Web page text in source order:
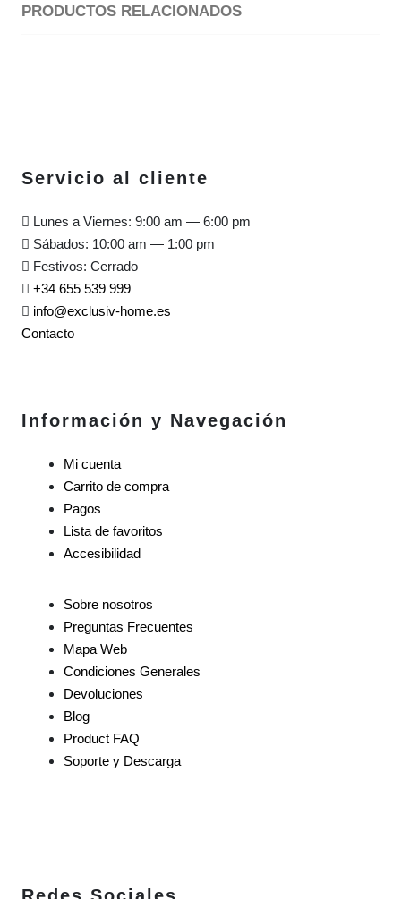
PRODUCTOS RELACIONADOS
Servicio al cliente
Lunes a Viernes: 9:00 am — 6:00 pm
Sábados: 10:00 am — 1:00 pm
Festivos: Cerrado
+34 655 539 999
info@exclusiv-home.es
Contacto
Información y Navegación
Mi cuenta
Carrito de compra
Pagos
Lista de favoritos
Accesibilidad
Sobre nosotros
Preguntas Frecuentes
Mapa Web
Condiciones Generales
Devoluciones
Blog
Product FAQ
Soporte y Descarga
Redes Sociales